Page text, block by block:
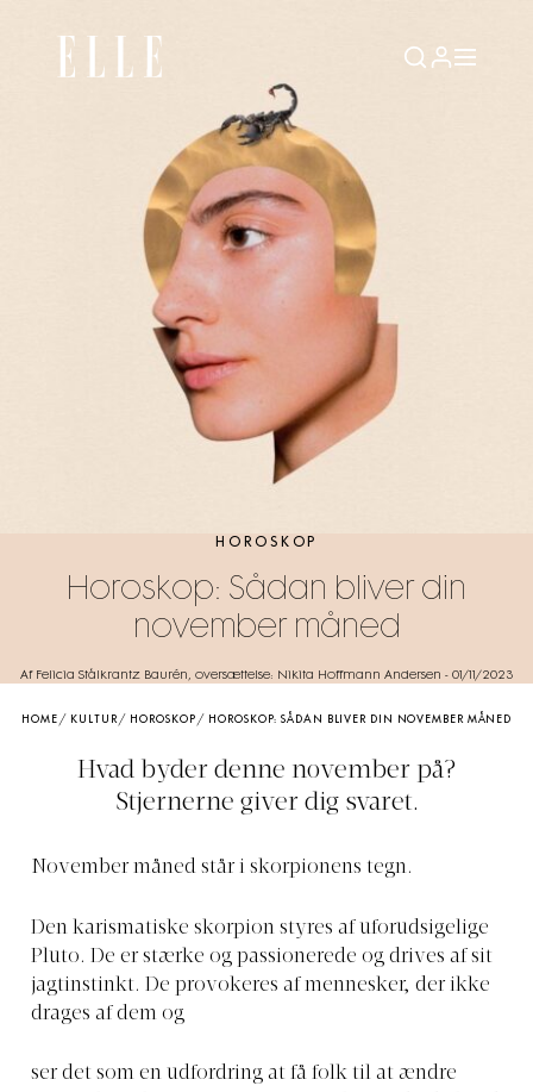
HOROSKOP
Horoskop: Sådan bliver din
november måned
Af Felicia Stålkrantz Baurén, oversættelse: Nikita Hoffmann Andersen - 01/11/2023
HOME / KULTUR / HOROSKOP / HOROSKOP: SÅDAN BLIVER DIN NOVEMBER MÅNED
Hvad byder denne november på?
Stjernerne giver dig svaret.
November måned står i skorpionens tegn.
Den karismatiske skorpion styres af uforudsigelige
Pluto. De er stærke og passionerede og drives af sit
jagtinstinkt. De provokeres af mennesker, der ikke
drages af dem og
ser det som en udfordring at få folk til at ændre